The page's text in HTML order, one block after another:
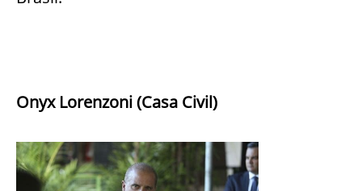
Onyx Lorenzoni (Casa Civil)